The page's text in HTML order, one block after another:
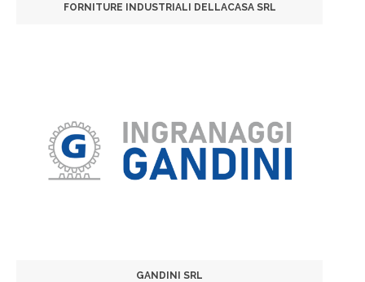
FORNITURE INDUSTRIALI DELLACASA SRL
GANDINI SRL